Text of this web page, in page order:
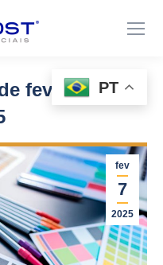
fevereiro de
está aqui:
fev
7
2025
PT